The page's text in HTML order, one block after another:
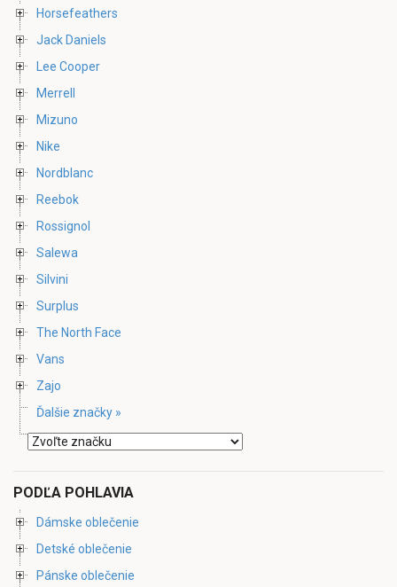
Horsefeathers
Jack Daniels
Lee Cooper
Merrell
Mizuno
Nike
Nordblanc
Reebok
Rossignol
Salewa
Silvini
Surplus
The North Face
Vans
Zajo
Ďalšie značky »
PODĽA POHLAVIA
Dámske oblečenie
Detské oblečenie
Pánske oblečenie